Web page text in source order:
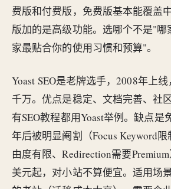
费版和付费版，免费版基本能覆盖
版加的是高级功能。选哪个不是"
家最贴合你的使用习惯和预算"。
Yoast SEO是老牌选手，2008年上
千万。优点是稳定、文档完善、社
有SEO教程都用Yoast举例。缺点是
年后被明显阉割（Focus Keyword限
由度有限、Redirection需要
美元起，对小站不算便宜。适用场